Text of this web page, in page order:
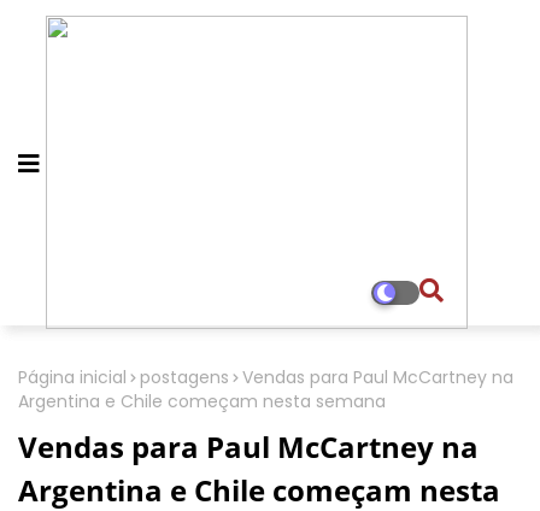
Página inicial postagens Vendas para Paul McCartney na
Argentina e Chile começam nesta semana
Vendas para Paul McCartney na
Argentina e Chile começam nesta